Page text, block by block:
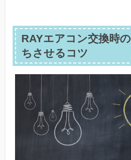
RAYエアコン交換時
ちさせるコツ